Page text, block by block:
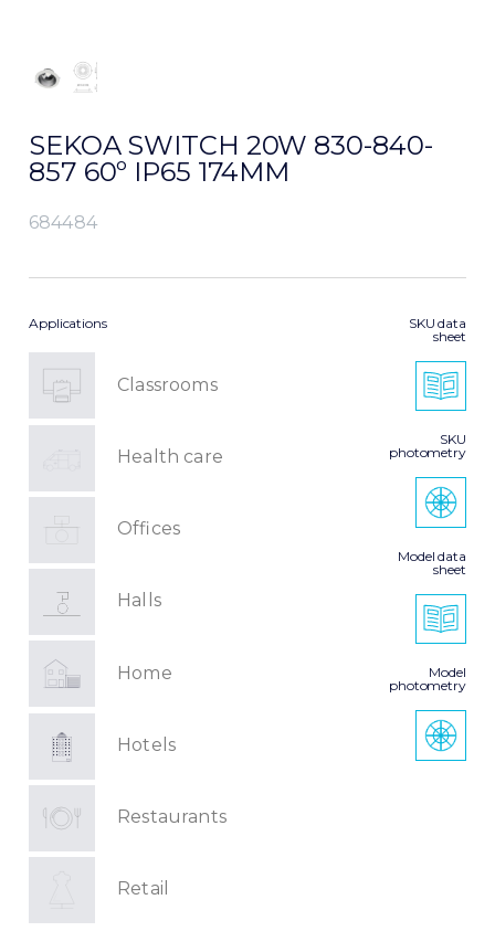
SEKOA SWITCH 20W 830-840-
857 60º IP65 174MM
684484
Applications
Classrooms
Health care
Offices
Halls
Home
Hotels
Restaurants
Retail
SKU data
sheet
SKU
photometry
Model data
sheet
Model
photometry